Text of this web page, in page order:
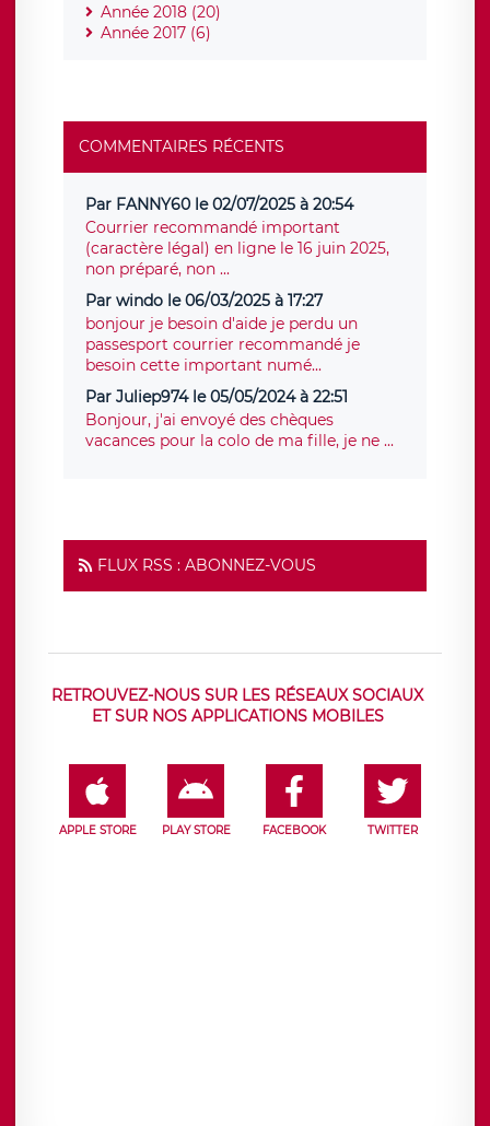
Année 2018 (20)
Année 2017 (6)
COMMENTAIRES RÉCENTS
Par FANNY60 le 02/07/2025 à 20:54
Courrier recommandé important
(caractère légal) en ligne le 16 juin 2025,
non préparé, non ...
Par windo le 06/03/2025 à 17:27
bonjour je besoin d'aide je perdu un
passesport courrier recommandé je
besoin cette important numé...
Par Juliep974 le 05/05/2024 à 22:51
Bonjour, j'ai envoyé des chèques
vacances pour la colo de ma fille, je ne ...
FLUX RSS : ABONNEZ-VOUS
RETROUVEZ-NOUS SUR LES RÉSEAUX SOCIAUX
ET SUR NOS APPLICATIONS MOBILES
APPLE STORE PLAY STORE FACEBOOK TWITTER